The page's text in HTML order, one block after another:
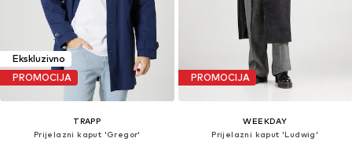
Ekskluzivno
PROMOCIJA
TRAPP
Prijelazni kaput 'Gregor'
PROMOCIJA
WEEKDAY
Prijelazni kaput 'Ludwig'